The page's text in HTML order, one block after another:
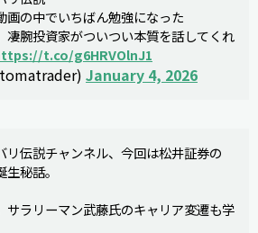
画の中でいちばん勉強になった
凄腕投資家がついつい本質を話してくれ
t.co/g6HRVOlnJ1
January 4, 2026
リ伝説チャンネル、今回は松井証券の
秘話。
サラリーマン武藤氏のキャリア変遷も学